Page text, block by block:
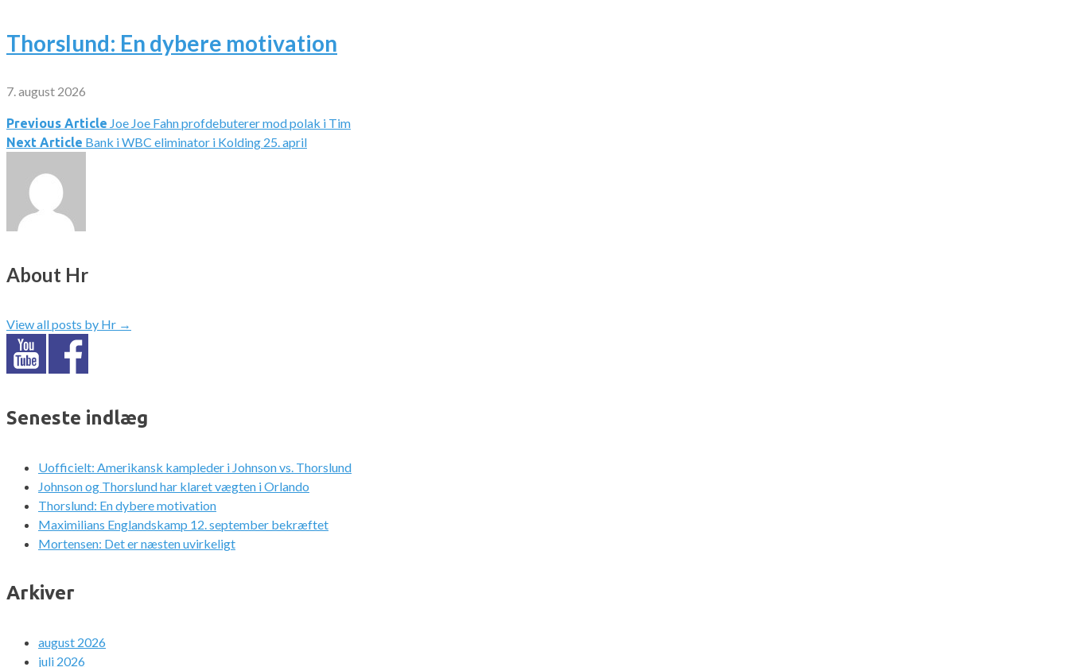
Thorslund: En dybere motivation
7. august 2026
Indlægsnavigation
Previous Article Joe Joe Fahn profdebuterer mod polak i Tim
Next Article Bank i WBC eliminator i Kolding 25. april
About Hr
View all posts by Hr →
Seneste indlæg
Uofficielt: Amerikansk kampleder i Johnson vs. Thorslund
Johnson og Thorslund har klaret vægten i Orlando
Thorslund: En dybere motivation
Maximilians Englandskamp 12. september bekræftet
Mortensen: Det er næsten uvirkeligt
Arkiver
august 2026
juli 2026